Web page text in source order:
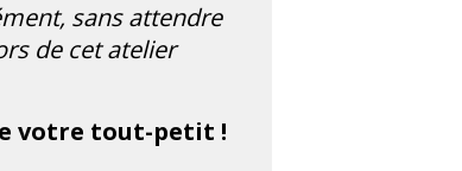
sans attendre
de cet atelier
votre tout-petit !